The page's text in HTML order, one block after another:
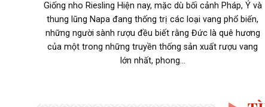
Giống nho Riesling Hiện nay, mặc dù bối cảnh Pháp, Ý và
thung lũng Napa đang thống trị các loại vang phổ biến,
những người sành rượu đều biết rằng Đức là quê hương
của một trong những truyền thống sản xuất rượu vang
lớn nhất, phong...